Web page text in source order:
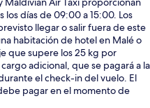
los días de 09:00 a 15:00. Los
llegar o salir fuera de este
habitación de hotel en Malé o
que supere los 25 kg por
adicional, que se pagará a la
el check-in del vuelo. El
pagar en el momento de